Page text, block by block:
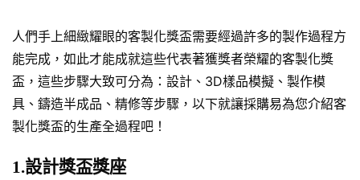
人們手上細緻耀眼的客製化獎盃需要經過許多的製作過程方
能完成，如此才能成就這些代表著獲獎者榮耀的客製化獎
盃，這些步驟大致可分為：設計、3D樣品模擬、製作模
具、鑄造半成品、精修等步驟，以下就讓採購易為您介紹客
製化獎盃的生產全過程吧！
1.設計獎盃獎座